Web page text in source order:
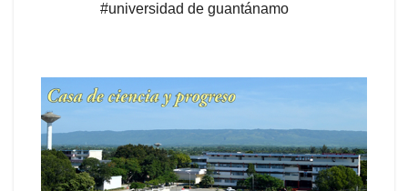
#universidad de guantánamo